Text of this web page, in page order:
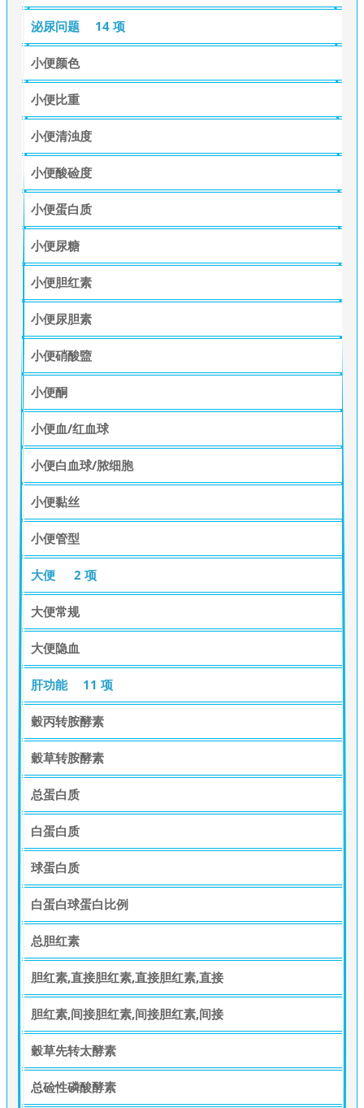
泌尿问题 14 项
小便颜色
小便比重
小便清浊度
小便酸硷度
小便蛋白质
小便尿糖
小便胆红素
小便尿胆素
小便硝酸盬
小便酮
小便血/红血球
小便白血球/脓细胞
小便黏丝
小便管型
大便 2 项
大便常规
大便隐血
肝功能 11 项
穀丙转胺酵素
穀草转胺酵素
总蛋白质
白蛋白质
球蛋白质
白蛋白球蛋白比例
总胆红素
胆红素,直接胆红素,直接胆红素,直接
胆红素,间接胆红素,间接胆红素,间接
穀草先转太酵素
总硷性磷酸酵素